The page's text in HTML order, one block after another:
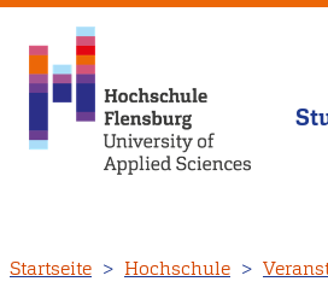
zum
Startseite Hochschule